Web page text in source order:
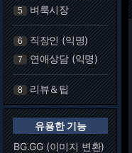
5 벼룩시장
6 직장인 (익명)
7 연애상담 (익명)
8 리뷰＆팁
유용한 기능
BG.GG (이미지 변환)